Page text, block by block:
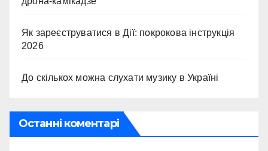
Як зареєструватися в Дії: покрокова інструкція
2026
До скількох можна слухати музику в Україні
Останні коментарі